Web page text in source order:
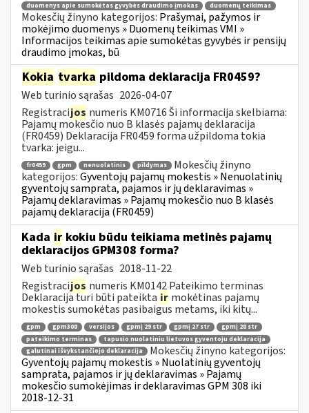
duomenys apie sumokėtas gyvybės draudimo įmokas
duomenų teikimas
Mokesčių žinyno kategorijos: Prašymai, pažymos ir
mokėjimo duomenys » Duomenų teikimas VMI »
Informacijos teikimas apie sumokėtas gyvybės ir pensijų
draudimo įmokas, bū
Kokia tvarka pildoma deklaracija FR0459?
Web turinio sąrašas 2026-04-07
Registracijos numeris KM0716 Ši informacija skelbiama:
Pajamų mokesčio nuo B klasės pajamų deklaracija
(FR0459) Deklaracija FR0459 forma užpildoma tokia
tvarka: jeigu...
fr0459 gpm nenuolatinis pildymas
Mokesčių žinyno
kategorijos:Gyventojų pajamų mokestis » Nenuolatinių
gyventojų samprata, pajamos ir jų deklaravimas »
Pajamų deklaravimas » Pajamų mokesčio nuo B klasės
pajamų deklaracija (FR0459)
Kada ir kokiu būdu teikiama metinės pajamų
deklaracijos GPM308 forma?
Web turinio sąrašas 2018-11-22
Registracijos numeris KM0142 Pateikimo terminas
Deklaracija turi būti pateikta ir mokėtinas pajamų
mokestis sumokėtas pasibaigus metams, iki kitų...
gpm gpm308 versijos gpmį 29 str gpmį 27 str
gpmį 28 str
pateikimo terminas
tapusio nuolatiniu lietuvos gyventoju deklaracija
galutinai išvykstančiojo deklaracija
Mokesčių žinyno kategorijos:
Gyventojų pajamų mokestis » Nuolatinių gyventojų
samprata, pajamos ir jų deklaravimas » Pajamų
mokesčio sumokėjimas ir deklaravimas GPM 308 iki
2018-12-31